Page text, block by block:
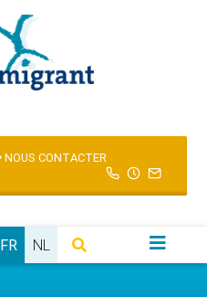
NOUS CONTACTER
FR NL